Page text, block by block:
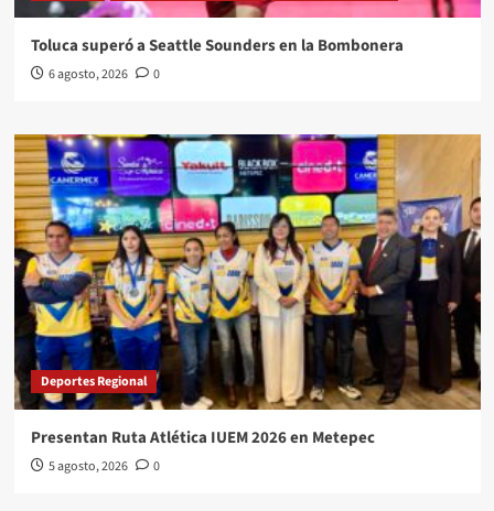
Toluca superó a Seattle Sounders en la Bombonera
6 agosto, 2026 0
Deportes Regional
Presentan Ruta Atlética IUEM 2026 en Metepec
5 agosto, 2026 0